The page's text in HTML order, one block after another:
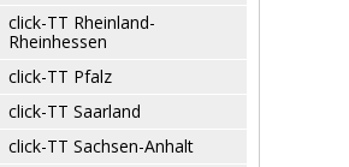
click-TT Rheinland-
Rheinhessen
click-TT Pfalz
click-TT Saarland
click-TT Sachsen-Anhalt